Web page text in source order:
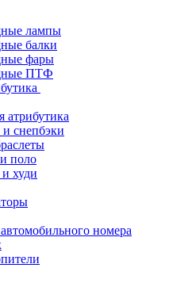
лампы
балки
фары
ПТФ
атрибутика
снепбэки
поло
худи
номера